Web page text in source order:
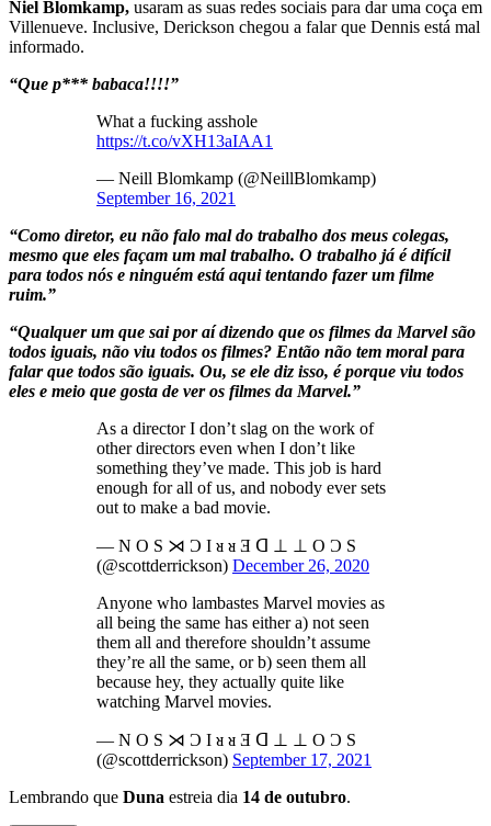
Niel Blomkamp, usaram as suas redes sociais para dar uma coça em
Villenueve. Inclusive, Derickson chegou a falar que Dennis está mal
informado.
“Que p*** babaca!!!!”
What a fucking asshole
https://t.co/vXH13aIAA1
— Neill Blomkamp (@NeillBlomkamp)
September 16, 2021
“Como diretor, eu não falo mal do trabalho dos meus colegas,
mesmo que eles façam um mal trabalho. O trabalho já é difícil
para todos nós e ninguém está aqui tentando fazer um filme
ruim.”
“Qualquer um que sai por aí dizendo que os filmes da Marvel são
todos iguais, não viu todos os filmes? Então não tem moral para
falar que todos são iguais. Ou, se ele diz isso, é porque viu todos
eles e meio que gosta de ver os filmes da Marvel.”
As a director I don’t slag on the work of
other directors even when I don’t like
something they’ve made. This job is hard
enough for all of us, and nobody ever sets
out to make a bad movie.
— N O S ⋊ Ɔ I ᴚ ᴚ Ǝ ᗡ ⊥ ⊥ O Ɔ S
(@scottderrickson) December 26, 2020
Anyone who lambastes Marvel movies as
all being the same has either a) not seen
them all and therefore shouldn’t assume
they’re all the same, or b) seen them all
because hey, they actually quite like
watching Marvel movies.
— N O S ⋊ Ɔ I ᴚ ᴚ Ǝ ᗡ ⊥ ⊥ O Ɔ S
(@scottderrickson) September 17, 2021
Lembrando que Duna estreia dia 14 de outubro.